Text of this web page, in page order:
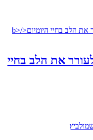
את הלב בחיי